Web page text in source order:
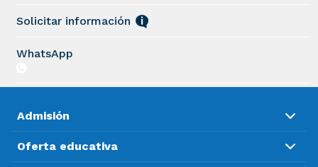
Solicitar información
WhatsApp
Admisión
Oferta educativa